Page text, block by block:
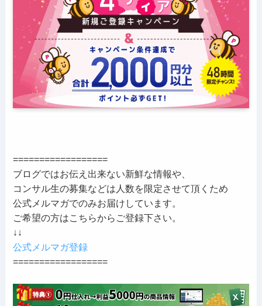
==================
ブログではお伝え出来ない新鮮な情報や、
コンサル生の募集などは人数を限定させて頂くため
公式メルマガでのみお届けしています。
ご希望の方はこちらからご登録下さい。
↓↓
公式メルマガ登録
==================